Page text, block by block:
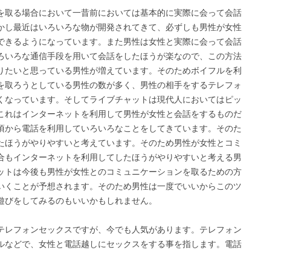
取る場合において一昔前においては基本的に実際に会って会話
最近はいろいろな物が開発されてきて、必ずしも男性が女性
きるようになっています。また男性は女性と実際に会って会話
いろな通信手段を用いて会話をしたほうが楽なので、この方法
いと思っている男性が増えています。そのためボイフルを利
ろうとしている男性の数が多く、男性の相手をするテレフォ
なっています。そしてライブチャットは現代人においてはピッ
れはインターネットを利用して男性が女性と会話をするものだ
ら電話を利用していろいろなことをしてきています。そのた
うがやりやすいと考えています。そのため男性が女性とコミ
もインターネットを利用してしたほうがやりやすいと考える男
は今後も男性が女性とのコミュニケーションを取るための方
ことが予想されます。そのため男性は一度でいいからこのツ
をしてみるのもいいかもしれません。
フォンセックスですが、今でも人気があります。テレフォン
などで、女性と電話越しにセックスをする事を指します。電話